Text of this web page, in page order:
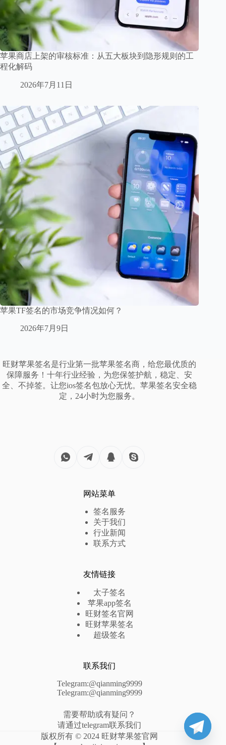
苹果商店上架的审核标准：从五大板块到隐形规则的工
程化解码
2026年7月11日
苹果TF签名的市场竞争情况如何？
2026年7月9日
旺财苹果签名是行业第一批苹果签名商，给您最优质的
保障服务！十年行业经验，为您保签护航，稳定、安
全、不掉签。让您ios签名包放心无忧。苹果签名安全稳
定，24小时为您服务。
网站菜单
签名服务
关于我们
行业新闻
联系方式
友情链接
太子签名
苹果app签名
旺财签名官网
旺财苹果签名
超级签名
联系我们
Telegram:@qianming9999
Telegram:@qianming9999
需要帮助或有疑问？
请通过telegram联系我们
版权所有 © 2024 旺财苹果签官网